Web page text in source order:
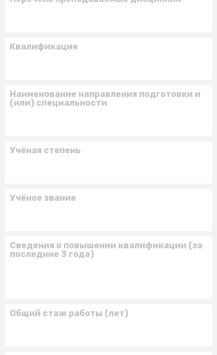
Квалификация
Наименование направления подготовки и
(или) специальности
Учёная степень
Учёное звание
Сведения о повышении квалификации (за
последние 3 года)
Общий стаж работы (лет)